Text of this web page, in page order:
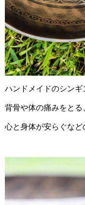
ハンドメイドのシンギ
背骨や体の痛みをとる
心と身体が安らぐなど